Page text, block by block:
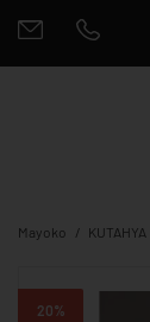
Mayoko KUTAHYA
20%